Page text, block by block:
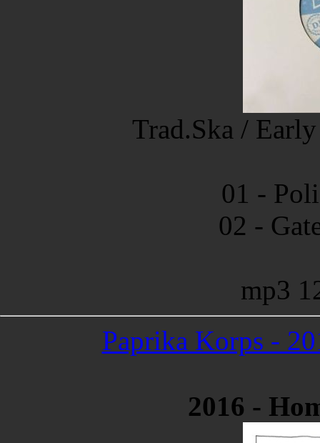
Trad.Ska /
01 -
02 -
mp3
Paprika Korps -
2016 -